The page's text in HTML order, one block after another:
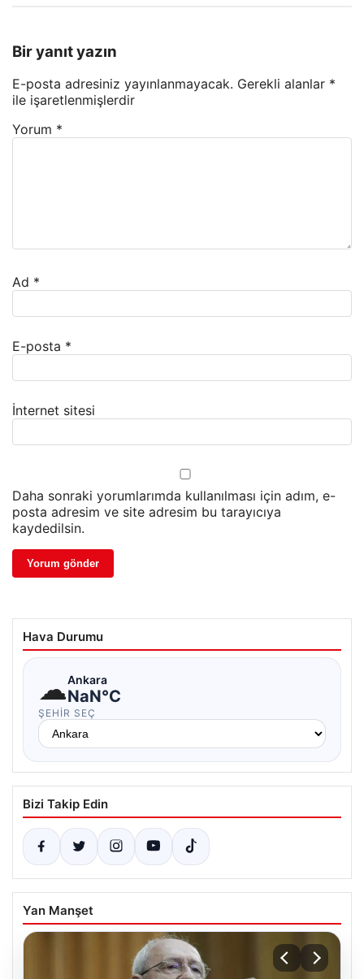
Bir yanıt yazın
E-posta adresiniz yayınlanmayacak. Gerekli alanlar *
ile işaretlenmişlerdir
Yorum *
Ad *
E-posta *
İnternet sitesi
Daha sonraki yorumlarımda kullanılması için adım, e-
posta adresim ve site adresim bu tarayıcıya
kaydedilsin.
Hava Durumu
☁Ankara
NaN°C
ŞEHIR SEÇ
Bizi Takip Edin
Yan Manşet